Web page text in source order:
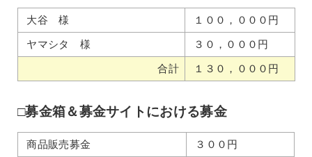
大谷 様 １００，０００円
ヤマシタ 様 ３０，０００円
合計 １３０，０００円
□募金箱＆募金サイトにおける募金
商品販売募金 ３００円